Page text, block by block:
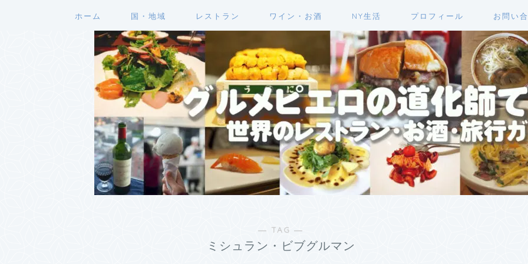
ホーム 国・地域 レストラン ワイン・お酒 NY生活 プロフィール お問い
― TAG ―
ミシュラン・ビブグルマン